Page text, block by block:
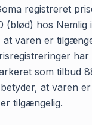
registreret
(blød) hos Nemlig
at varen er
som tilbud
at varen
tilgængelig.